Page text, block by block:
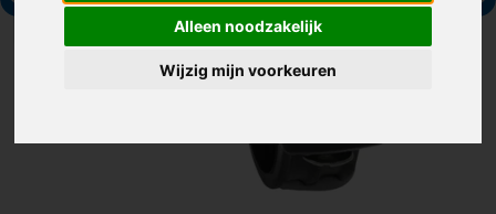
Alleen noodzakelijk
Wijzig mijn voorkeuren